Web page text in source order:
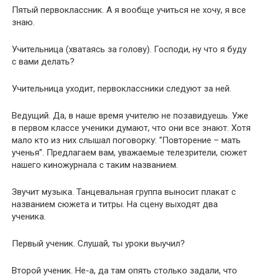
Пятый первоклассник. А я вообще учиться не хочу, я все
знаю.
Учительница (хватаясь за голову). Господи, ну что я буду
с вами делать?
Учительница уходит, первоклассники следуют за ней.
Ведущий. Да, в наше время учителю не позавидуешь. Уже
в первом классе ученики думают, что они все знают. Хотя
мало кто из них слышал поговорку: “Повторение – мать
ученья”. Предлагаем вам, уважаемые телезрители, сюжет
нашего киножурнала с таким названием.
Звучит музыка. Танцевальная группа выносит плакат с
названием сюжета и титры. На сцену выходят два
ученика.
Первый ученик. Слушай, ты уроки выучил?
Второй ученик. Не-а, да там опять столько задали, что